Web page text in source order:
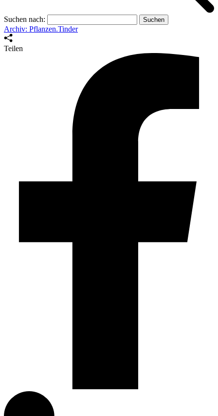
Suchen nach:
Archiv: Pflanzen.Tinder
Teilen